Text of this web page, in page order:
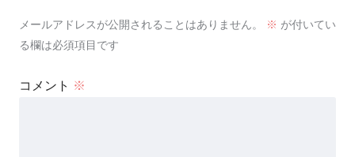
メールアドレスが公開されることはありません。 ※ が付いてい
る欄は必須項目です
コメント ※